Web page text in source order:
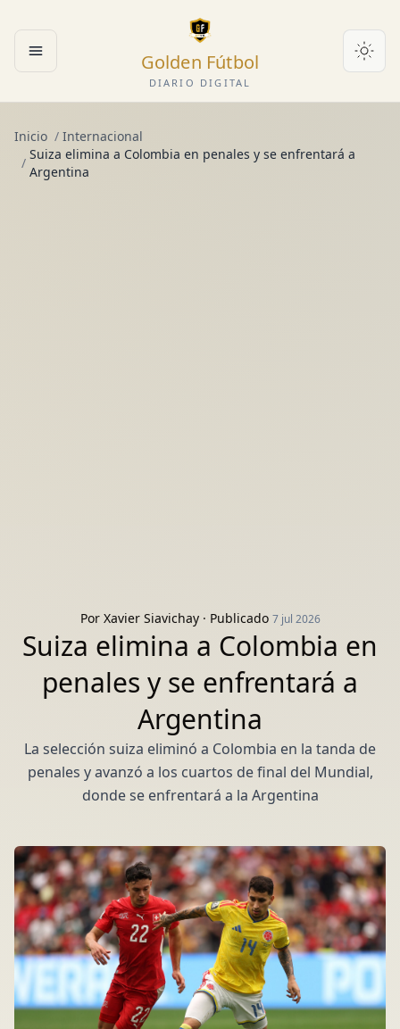
Abrir menú Golden Fútbol
DIARIO DIGITAL
Inicio / Internacional
/
Suiza elimina a Colombia en penales y se enfrentará a
Argentina
Por Xavier Siavichay· Publicado 7 jul 2026
Suiza elimina a Colombia en
penales y se enfrentará a
Argentina
La selección suiza eliminó a Colombia en la tanda de
penales y avanzó a los cuartos de final del Mundial,
donde se enfrentará a la Argentina